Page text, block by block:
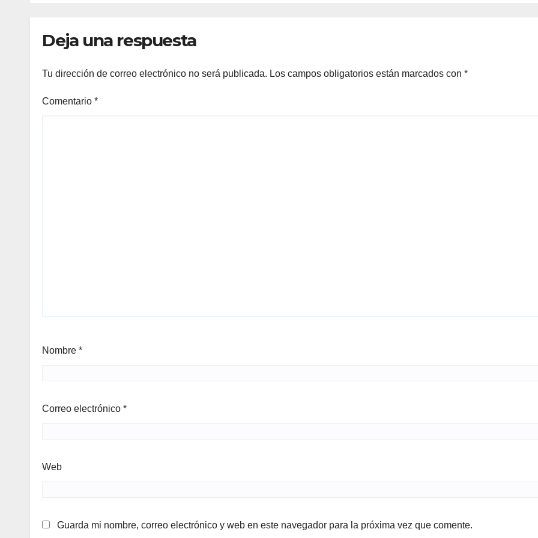
Deja una respuesta
Tu dirección de correo electrónico no será publicada. Los campos obligatorios están marcados con *
Comentario *
Nombre *
Correo electrónico *
Web
Guarda mi nombre, correo electrónico y web en este navegador para la próxima vez que comente.